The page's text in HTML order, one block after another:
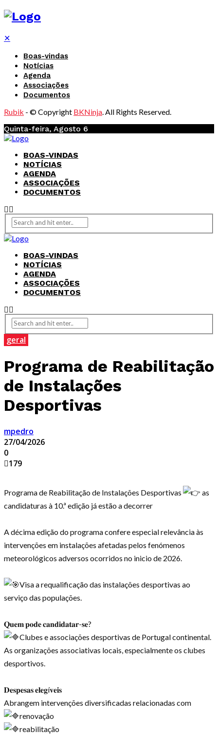
✕
Boas-vindas
Notícias
Agenda
Associações
Documentos
Rubik - © Copyright BKNinja. All Rights Reserved.
Quinta-feira, Agosto 6
BOAS-VINDAS
NOTÍCIAS
AGENDA
ASSOCIAÇÕES
DOCUMENTOS
BOAS-VINDAS
NOTÍCIAS
AGENDA
ASSOCIAÇÕES
DOCUMENTOS
geral
Programa de Reabilitação
de Instalações
Desportivas
mpedro
27/04/2026
0
179
Programa de Reabilitação de Instalações Desportivas
as
candidaturas à 10.ª edição já estão a decorrer
A décima edição do programa confere especial relevância às
intervenções em instalações afetadas pelos fenómenos
meteorológicos adversos ocorridos no inicio de 2026.
Visa a requalificação das instalações desportivas ao
serviço das populações.
𝐐𝐮𝐞𝐦 𝐩𝐨𝐝𝐞 𝐜𝐚𝐧𝐝𝐢𝐝𝐚𝐭𝐚𝐫-𝐬𝐞?
Clubes e associações desportivas de Portugal continental.
As organizações associativas locais, especialmente os clubes
desportivos.
𝐃𝐞𝐬𝐩𝐞𝐬𝐚𝐬 𝐞𝐥𝐞𝐠í𝐯𝐞𝐢𝐬
Abrangem intervenções diversificadas relacionadas com
renovação
reabilitação